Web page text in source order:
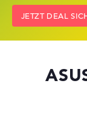
JETZT DEAL
ZU DEN HP
LENOVO DEALS